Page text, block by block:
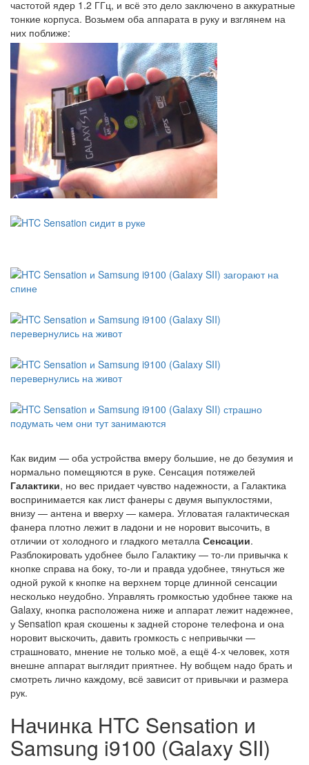
частотой ядер 1.2 ГГц, и всё это дело заключено в аккуратные
тонкие корпуса. Возьмем оба аппарата в руку и взглянем на
них поближе:
Как видим — оба устройства вмеру большие, не до безумия и
нормально помещяются в руке. Сенсация потяжелей
Галактики, но вес придает чувство надежности, а Галактика
воспринимается как лист фанеры с двумя выпуклостями,
внизу — антена и вверху — камера. Угловатая галактическая
фанера плотно лежит в ладони и не норовит высочить, в
отличии от холодного и гладкого металла Сенсации.
Разблокировать удобнее было Галактику — то-ли привычка к
кнопке справа на боку, то-ли и правда удобнее, тянуться же
одной рукой к кнопке на верхнем торце длинной сенсации
несколько неудобно. Управлять громкостью удобнее также на
Galaxy, кнопка расположена ниже и аппарат лежит надежнее,
у Sensation края скошены к задней стороне телефона и она
норовит выскочить, давить громкость с непривычки —
страшновато, мнение не только моё, а ещё 4-х человек, хотя
внешне аппарат выглядит приятнее. Ну вобщем надо брать и
смотреть лично каждому, всё зависит от привычки и размера
рук.
Начинка HTC Sensation и
Samsung i9100 (Galaxy SII)